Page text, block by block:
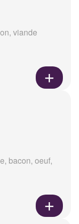
viande
bacon, oeuf,